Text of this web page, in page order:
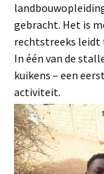
gebracht. Het is
rechtstreeks leidt
In één van de
kuikens – een
activiteit.